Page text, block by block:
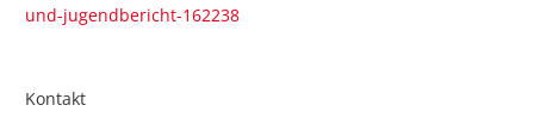
und-jugendbericht-162238
Kontakt